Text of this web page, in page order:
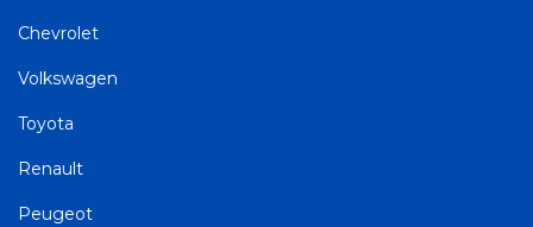
Chevrolet
Volkswagen
Toyota
Renault
Peugeot